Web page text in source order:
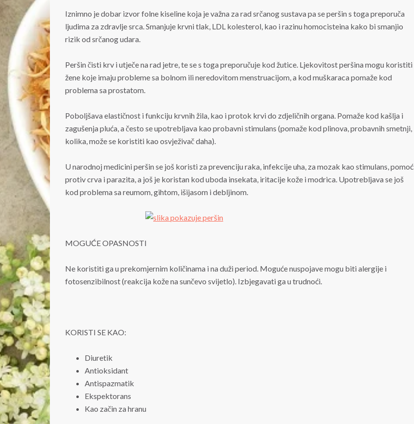
Iznimno je dobar izvor folne kiseline koja je važna za rad srčanog sustava pa se peršin s toga preporuča
ljudima za zdravlje srca. Smanjuje krvni tlak, LDL kolesterol, kao i razinu homocisteina kako bi smanjio
rizik od srčanog udara.
Peršin čisti krv i utječe na rad jetre, te se s toga preporučuje kod žutice. Ljekovitost peršina mogu koristiti
žene koje imaju probleme sa bolnom ili neredovitom menstruacijom, a kod muškaraca pomaže kod
problema sa prostatom.
Poboljšava elastičnost i funkciju krvnih žila, kao i protok krvi do zdjeličnih organa. Pomaže kod kašlja i
zagušenja pluća, a često se upotrebljava kao probavni stimulans (pomaže kod plinova, probavnih smetnji,
kolika, može se koristiti kao osvježivač daha).
U narodnoj medicini peršin se još koristi za prevenciju raka, infekcije uha, za mozak kao stimulans, pomoć
protiv crva i parazita, a još je koristan kod uboda insekata, iritacije kože i modrica. Upotrebljava se još
kod problema sa reumom, gihtom, išijasom i debljinom.
MOGUĆE OPASNOSTI
Ne koristiti ga u prekomjernim količinama i na duži period. Moguće nuspojave mogu biti alergije i
fotosenzibilnost (reakcija kože na sunčevo svijetlo). Izbjegavati ga u trudnoći.
KORISTI SE KAO:
Diuretik
Antioksidant
Antispazmatik
Ekspektorans
Kao začin za hranu